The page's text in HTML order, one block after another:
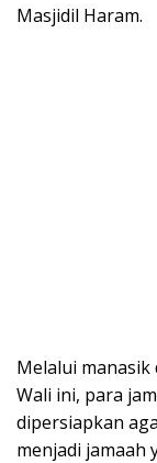
Masjidil Haram.
Melalui
Wali ini, para
dipersiapkan
menjadi jamaah